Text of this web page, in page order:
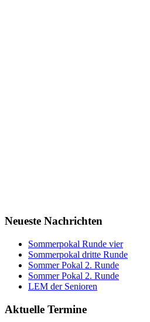
Neueste Nachrichten
Sommerpokal Runde vier
Sommerpokal dritte Runde
Sommer Pokal 2. Runde
Sommer Pokal 2. Runde
LEM der Senioren
Aktuelle Termine